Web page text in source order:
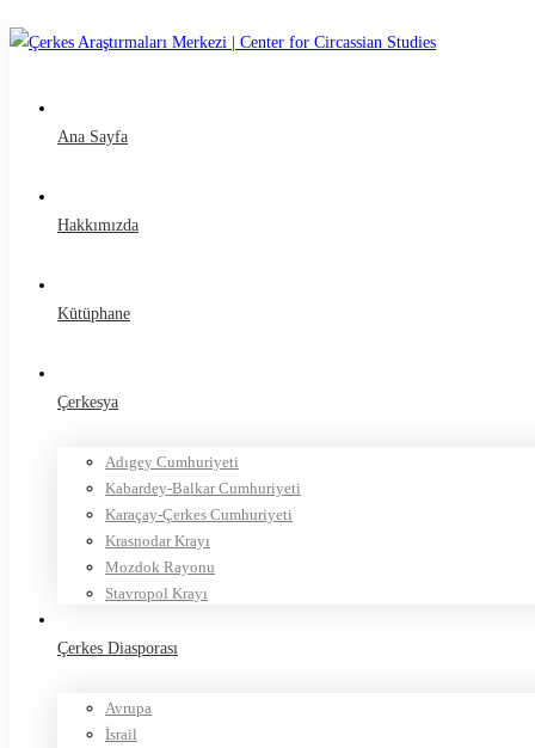
Ana Sayfa
Hakkımızda
Kütüphane
Çerkesya
Adıgey Cumhuriyeti
Kabardey-Balkar Cumhuriyeti
Karaçay-Çerkes Cumhuriyeti
Krasnodar Krayı
Mozdok Rayonu
Stavropol Krayı
Çerkes Diasporası
Avrupa
İsrail